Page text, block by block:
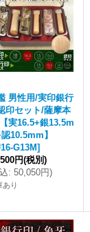
男性用/実印銀行
印セット/薩摩本
実16.5+銀13.5m
10.5mm】
G13M]
円(税別)
: 50,050円)
あり